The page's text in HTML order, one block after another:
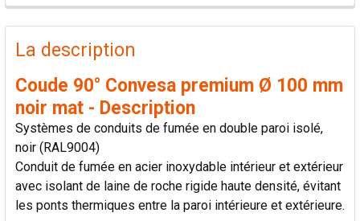
PRODUITS
FRÉQUEMMENT
ACHETÉS
SÉLECTIONNER
AJOUTER
LA
SÉLECTION
AU PANIER
La description
Coude 90° Convesa premium Ø 100 mm
noir mat - Description
Systèmes de conduits de fumée en double paroi isolé,
noir (RAL9004)
Conduit de fumée en acier inoxydable intérieur et extérieur
avec isolant de laine de roche rigide haute densité, évitant
les ponts thermiques entre la paroi intérieure et extérieure.